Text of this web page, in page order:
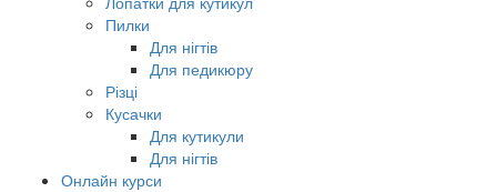
Пилки
Для нігтів
Для педикюру
Різці
Кусачки
Для кутикули
Для нігтів
Онлайн курси